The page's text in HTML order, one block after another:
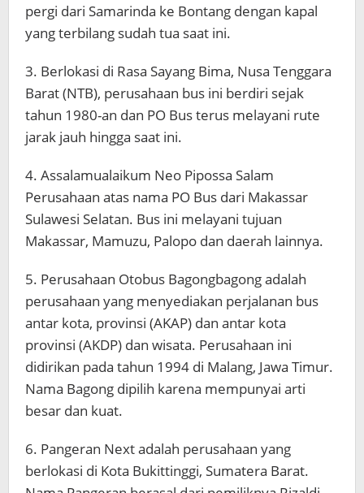
pergi dari Samarinda ke Bontang dengan kapal
yang terbilang sudah tua saat ini.
3. Berlokasi di Rasa Sayang Bima, Nusa Tenggara
Barat (NTB), perusahaan bus ini berdiri sejak
tahun 1980-an dan PO Bus terus melayani rute
jarak jauh hingga saat ini.
4. Assalamualaikum Neo Pipossa Salam
Perusahaan atas nama PO Bus dari Makassar
Sulawesi Selatan. Bus ini melayani tujuan
Makassar, Mamuzu, Palopo dan daerah lainnya.
5. Perusahaan Otobus Bagongbagong adalah
perusahaan yang menyediakan perjalanan bus
antar kota, provinsi (AKAP) dan antar kota
provinsi (AKDP) dan wisata. Perusahaan ini
didirikan pada tahun 1994 di Malang, Jawa Timur.
Nama Bagong dipilih karena mempunyai arti
besar dan kuat.
6. Pangeran Next adalah perusahaan yang
berlokasi di Kota Bukittinggi, Sumatera Barat.